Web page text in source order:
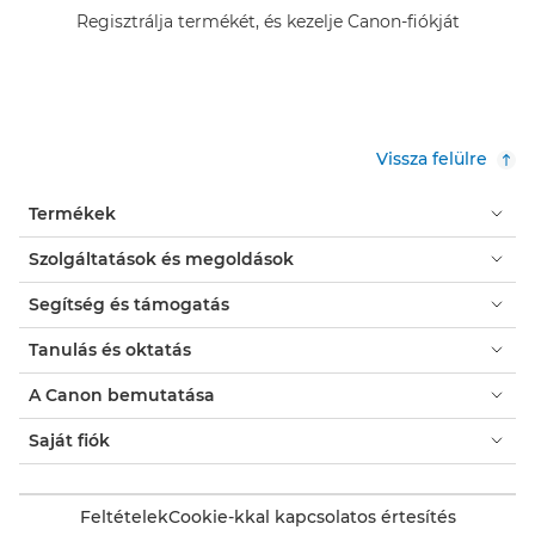
Regisztrálja termékét, és kezelje Canon-fiókját
Vissza felülre
Termékek
Szolgáltatások és megoldások
Segítség és támogatás
Tanulás és oktatás
A Canon bemutatása
Saját fiók
FeltételekCookie-kkal kapcsolatos értesítés